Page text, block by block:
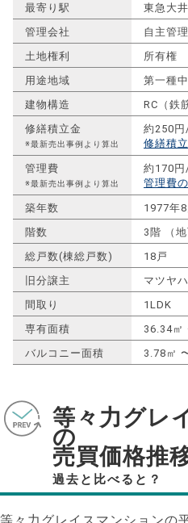
最寄り駅
東急大
管理会社
自主管理
土地権利
所有権
用途地域
第一種
建物構造
RC（鉄
修繕積立金
※最新売出事例より算出
約250円
修繕積
管理費
※最新売出事例より算出
約170円
管理費
築年数
1977年8
階数
3階 （地
総戸数(棟総戸数)
18戸
旧分譲主
マツヤ
間取り
1LDK
専有面積
36.34㎡
バルコニー面積
3.78㎡
等々力グレ
の
売買価格推
過去と比べると？
等々力グレイスマンションの